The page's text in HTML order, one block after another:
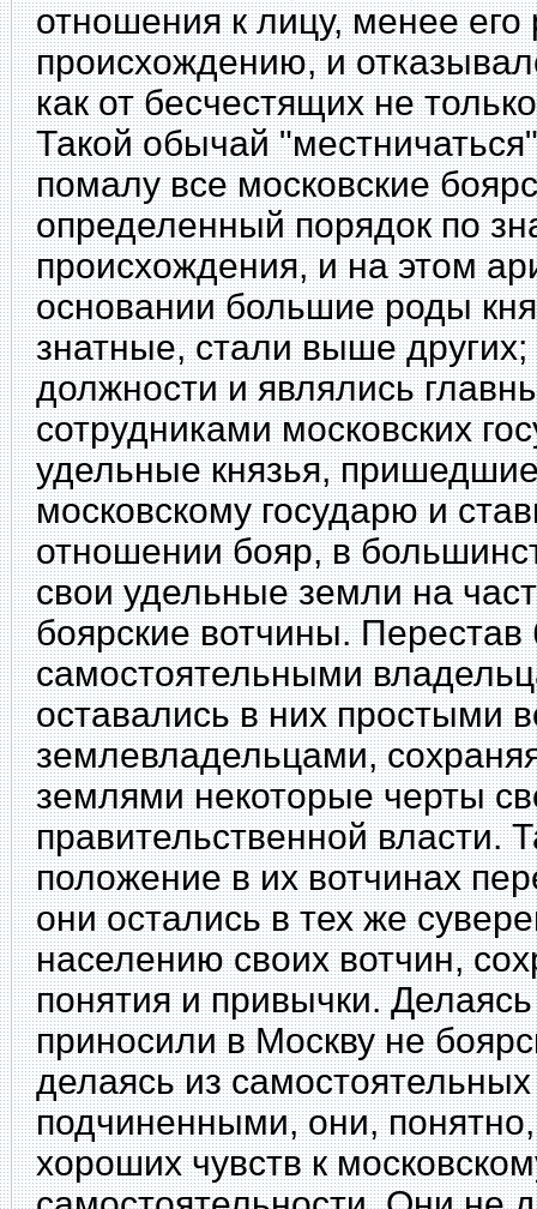
отношения к лицу, менее его
происхождению, и
как от бесчестящих не
Такой обычай
помалу все московские
определенный порядок по
происхождения, и на этом
основании большие роды
знатные, стали выше
должности и являлись
сотрудниками московских
удельные князья,
московскому государю и
отношении бояр, в
свои удельные земли на
боярские вотчины. Перестав
самостоятельными
оставались в них простыми
землевладельцами,
землями некоторые черты
правительственной власти.
положение в их вотчинах
они остались в тех же
населению своих вотчин,
понятия и привычки.
приносили в Москву не
делаясь из
подчиненными, они,
хороших чувств к